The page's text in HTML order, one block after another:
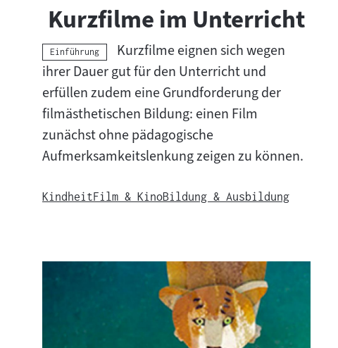
n
K
u
r
z
f
i
l
m
f
Kurzfilme im Unterricht
Kategorie:
Einführung
Kurzfilme eignen sich wegen
ihrer Dauer gut für den Unterricht und
erfüllen zudem eine Grundforderung der
filmästhetischen Bildung: einen Film
zunächst ohne pädagogische
Aufmerksamkeitslenkung zeigen zu können.
KindheitFilm & KinoBildung & Ausbildung